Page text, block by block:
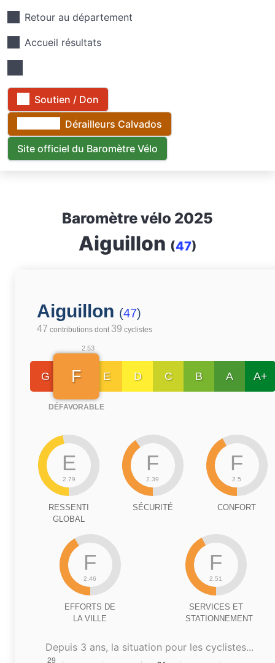
Retour au département
Accueil résultats
Soutien / Don
Dérailleurs Calvados
Site officiel du Baromètre Vélo
Baromètre vélo 2025
Aiguillon (47)
Aiguillon (47)
47 contributions dont 39 cyclistes
G
2.53
F
DÉFAVORABLE
E D C B A A+
E
2.79
RESSENTI
GLOBAL
F
2.39
SÉCURITÉ
F
2.5
CONFORT
F
2.46
EFFORTS DE
LA VILLE
F
2.51
SERVICES ET
STATIONNEMENT
Depuis 3 ans, la situation pour les cyclistes...